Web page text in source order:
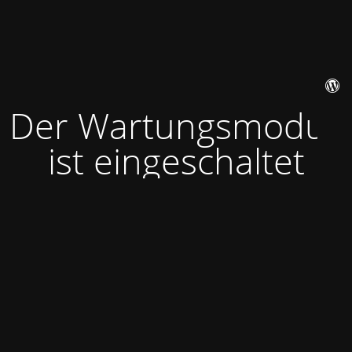
Der Wartungsmodus
ist eingeschaltet